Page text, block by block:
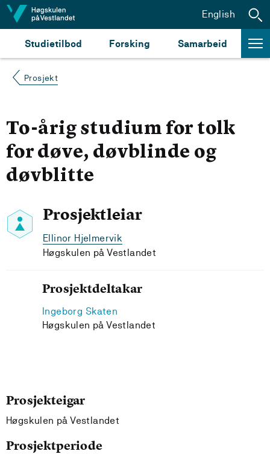
Hopp til innhald
Studietilbod Forsking Samarbeid
English
Prosjekt
To-årig studium for tolk
for døve, døvblinde og
døvblitte
Prosjektleiar
Ellinor Hjelmervik
Høgskulen på Vestlandet
Prosjektdeltakar
Ingeborg Skaten
Høgskulen på Vestlandet
Prosjekteigar
Høgskulen på Vestlandet
Prosjektperiode